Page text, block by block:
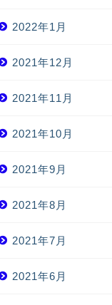
2022年1月
2021年12月
2021年11月
2021年10月
2021年9月
2021年8月
2021年7月
2021年6月